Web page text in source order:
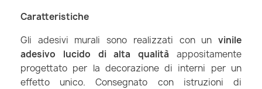
Caratteristiche
Gli adesivi murali sono realizzati con un vinile
adesivo lucido di alta qualità appositamente
progettato per la decorazione di interni per un
effetto unico. Consegnato con istruzioni di